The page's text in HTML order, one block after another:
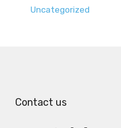
Uncategorized
Contact us